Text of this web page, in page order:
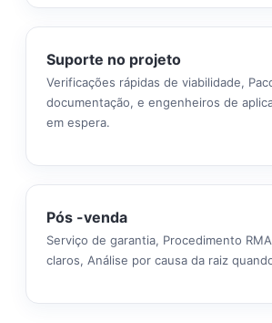
Suporte no projeto
Verificações rápidas de viabilidade,
documentação, e engenheiros de
em espera.
Pós -venda
Serviço de garantia, Procedimento
claros, Análise por causa da raiz